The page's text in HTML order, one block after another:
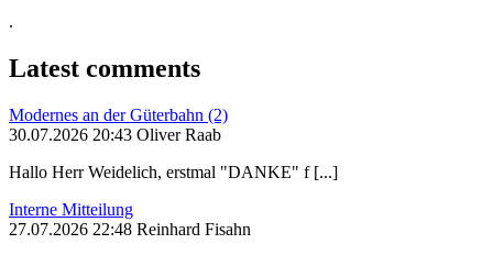
.
Latest comments
Modernes an der Güterbahn (2)
30.07.2026 20:43 Oliver Raab
Hallo Herr Weidelich, erstmal "DANKE" f [...]
Interne Mitteilung
27.07.2026 22:48 Reinhard Fisahn